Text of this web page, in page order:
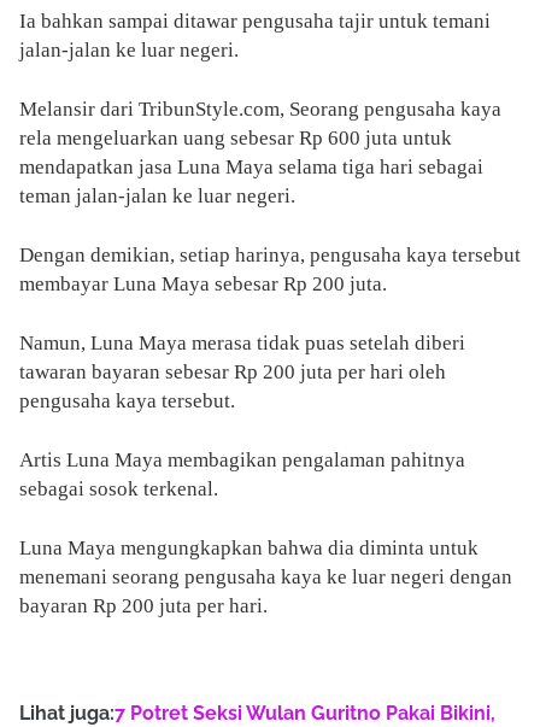
Ia bahkan sampai ditawar pengusaha tajir untuk temani
jalan-jalan ke luar negeri.
Melansir dari TribunStyle.com, Seorang pengusaha kaya
rela mengeluarkan uang sebesar Rp 600 juta untuk
mendapatkan jasa Luna Maya selama tiga hari sebagai
teman jalan-jalan ke luar negeri.
Dengan demikian, setiap harinya, pengusaha kaya tersebut
membayar Luna Maya sebesar Rp 200 juta.
Namun, Luna Maya merasa tidak puas setelah diberi
tawaran bayaran sebesar Rp 200 juta per hari oleh
pengusaha kaya tersebut.
Artis Luna Maya membagikan pengalaman pahitnya
sebagai sosok terkenal.
Luna Maya mengungkapkan bahwa dia diminta untuk
menemani seorang pengusaha kaya ke luar negeri dengan
bayaran Rp 200 juta per hari.
Lihat juga:7 Potret Seksi Wulan Guritno Pakai Bikini,